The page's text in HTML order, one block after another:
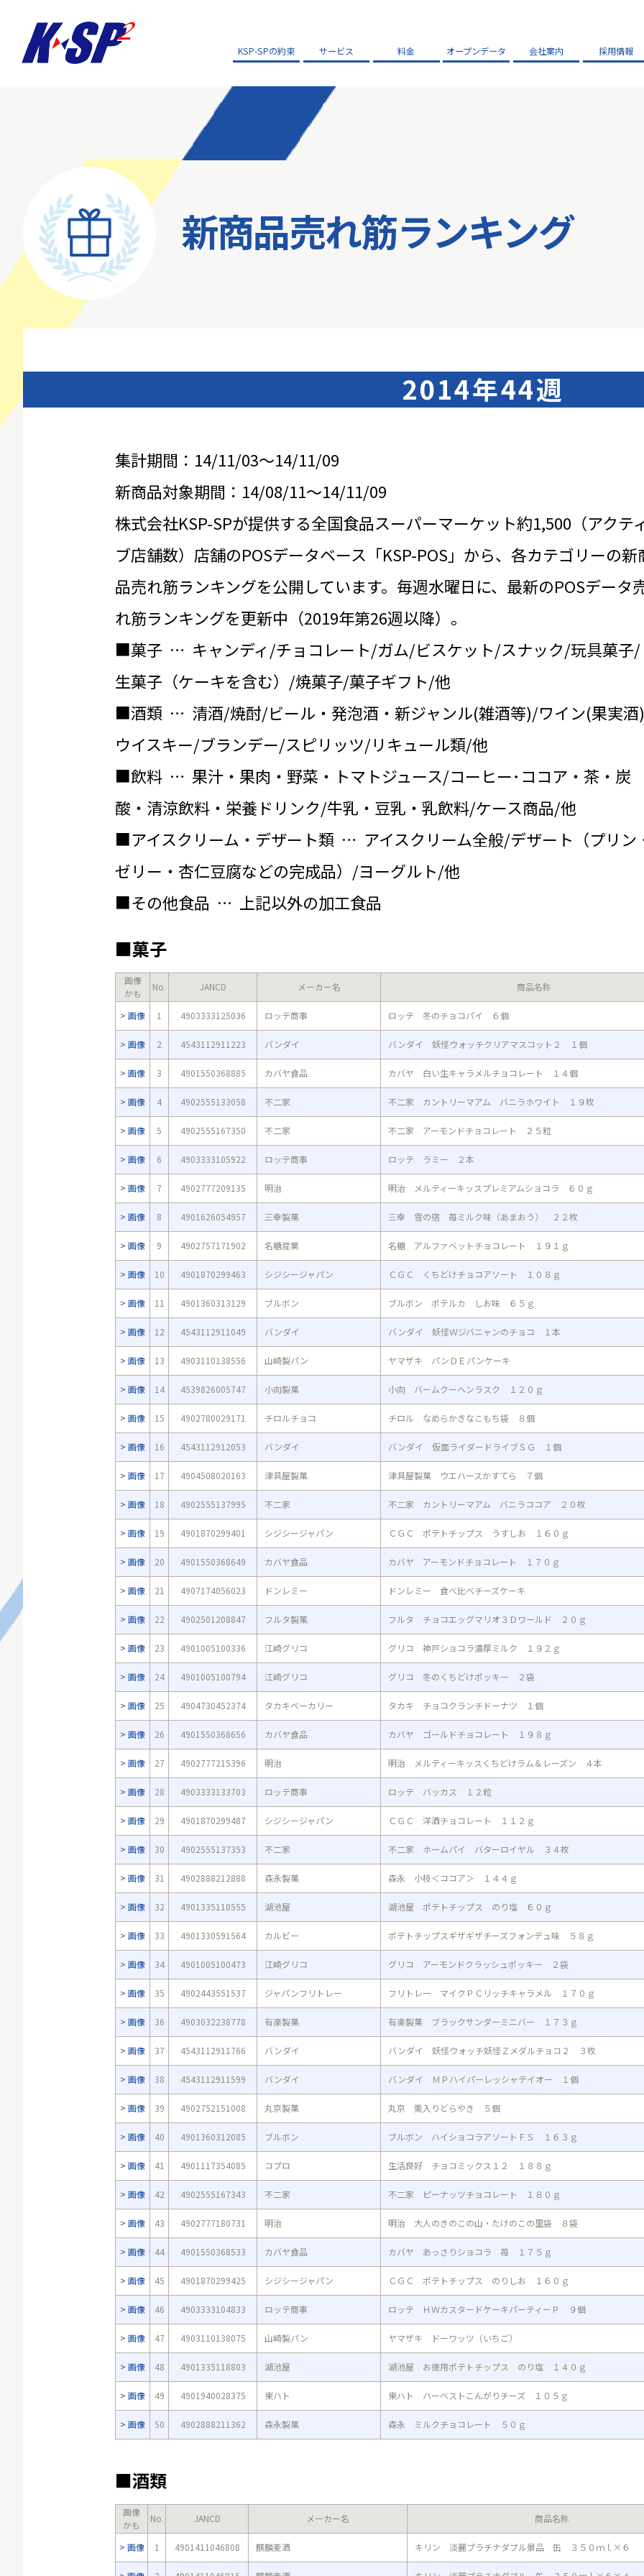
KSP-SPの約束 サービス 料金 オープンデータ 会社案内 採用情報
新商品売れ筋ランキング
2014年44週
集計期間：14/11/03～14/11/09
新商品対象期間：14/08/11～14/11/09
株式会社KSP-SPが提供する全国食品スーパーマーケット約1,500（アクテ
ブ店舗数）店舗のPOSデータベース「KSP-POS」から、各カテゴリーの新
品売れ筋ランキングを公開しています。毎週水曜日に、最新のPOSデータ
れ筋ランキングを更新中（2019年第26週以降）。
■菓子 … キャンディ/チョコレート/ガム/ビスケット/スナック/玩具菓子/
生菓子（ケーキを含む）/焼菓子/菓子ギフト/他
■酒類 … 清酒/焼酎/ビール・発泡酒・新ジャンル(雑酒等)/ワイン(果実
ウイスキー/ブランデー/スピリッツ/リキュール類/他
■飲料 … 果汁・果肉・野菜・トマトジュース/コーヒー･ココア・茶・炭
酸・清涼飲料・栄養ドリンク/牛乳・豆乳・乳飲料/ケース商品/他
■アイスクリーム・デザート類 … アイスクリーム全般/デザート（プリン
ゼリー・杏仁豆腐などの完成品）/ヨーグルト/他
■その他食品 … 上記以外の加工食品
■菓子
画像
かも
No. JANCD メーカー名 商品名称
画像 1 4903333125036 ロッテ商事 ロッテ 冬のチョコパイ ６個
画像 2 4543112911223 バンダイ バンダイ 妖怪ウォッチクリアマスコット２ １個
画像 3 4901550368885 カバヤ食品 カバヤ 白い生キャラメルチョコレート １４個
画像 4 4902555133058 不二家 不二家 カントリーマアム バニラホワイト １９枚
画像 5 4902555167350 不二家 不二家 アーモンドチョコレート ２５粒
画像 6 4903333105922 ロッテ商事 ロッテ ラミー ２本
画像 7 4902777209135 明治 明治 メルティーキッスプレミアムショコラ ６０ｇ
画像 8 4901626054957 三幸製菓 三幸 雪の宿 苺ミルク味（あまおう） ２２枚
画像 9 4902757171902 名糖産業 名糖 アルファベットチョコレート １９１ｇ
画像 10 4901870299463 シジシージャパン ＣＧＣ くちどけチョコアソート １０８ｇ
画像 11 4901360313129 ブルボン ブルボン ポテルカ しお味 ６５ｇ
画像 12 4543112911049 バンダイ バンダイ 妖怪Ｗジバニャンのチョコ １本
画像 13 4903110138556 山崎製パン ヤマザキ パンＤＥパンケーキ
画像 14 4539826005747 小向製菓 小向 バームクーヘンラスク １２０ｇ
画像 15 4902780029171 チロルチョコ チロル なめらかきなこもち袋 ８個
画像 16 4543112912053 バンダイ バンダイ 仮面ライダードライブＳＧ １個
画像 17 4904508020163 津具屋製菓 津具屋製菓 ウエハースかすてら ７個
画像 18 4902555137995 不二家 不二家 カントリーマアム バニラココア ２０枚
画像 19 4901870299401 シジシージャパン ＣＧＣ ポテトチップス うすしお １６０ｇ
画像 20 4901550368649 カバヤ食品 カバヤ アーモンドチョコレート １７０ｇ
画像 21 4907174056023 ドンレミー ドンレミー 食べ比べチーズケーキ
画像 22 4902501208847 フルタ製菓 フルタ チョコエッグマリオ３Ｄワールド ２０ｇ
画像 23 4901005100336 江崎グリコ グリコ 神戸ショコラ濃厚ミルク １９２ｇ
画像 24 4901005100794 江崎グリコ グリコ 冬のくちどけポッキー ２袋
画像 25 4904730452374 タカキベーカリー タカキ チョコクランチドーナツ １個
画像 26 4901550368656 カバヤ食品 カバヤ ゴールドチョコレート １９８ｇ
画像 27 4902777215396 明治 明治 メルティーキッスくちどけラム＆レーズン ４本
画像 28 4903333133703 ロッテ商事 ロッテ バッカス １２粒
画像 29 4901870299487 シジシージャパン ＣＧＣ 洋酒チョコレート １１２ｇ
画像 30 4902555137353 不二家 不二家 ホームパイ バターロイヤル ３４枚
画像 31 4902888212888 森永製菓 森永 小枝＜ココア＞ １４４ｇ
画像 32 4901335110555 湖池屋 湖池屋 ポテトチップス のり塩 ６０ｇ
画像 33 4901330591564 カルビー ポテトチップスギザギザチーズフォンデュ味 ５８ｇ
画像 34 4901005100473 江崎グリコ グリコ アーモンドクラッシュポッキー ２袋
画像 35 4902443551537 ジャパンフリトレー フリトレー マイクＰＣリッチキャラメル １７０ｇ
画像 36 4903032238778 有楽製菓 有楽製菓 ブラックサンダーミニバー １７３ｇ
画像 37 4543112911766 バンダイ バンダイ 妖怪ウォッチ妖怪Ｚメダルチョコ２ ３枚
画像 38 4543112911599 バンダイ バンダイ ＭＰハイパーレッシャテイオー １個
画像 39 4902752151008 丸京製菓 丸京 栗入りどらやき ５個
画像 40 4901360312085 ブルボン ブルボン ハイショコラアソートＦＳ １６３ｇ
画像 41 4901117354085 コプロ 生活良好 チョコミックス１２ １８８ｇ
画像 42 4902555167343 不二家 不二家 ピーナッツチョコレート １８０ｇ
画像 43 4902777180731 明治 明治 大人のきのこの山・たけのこの里袋 ８袋
画像 44 4901550368533 カバヤ食品 カバヤ あっさりショコラ 苺 １７５ｇ
画像 45 4901870299425 シジシージャパン ＣＧＣ ポテトチップス のりしお １６０ｇ
画像 46 4903333104833 ロッテ商事 ロッテ ＨＷカスタードケーキパーティーＰ ９個
画像 47 4903110138075 山崎製パン ヤマザキ ドーワッツ（いちご）
画像 48 4901335118803 湖池屋 湖池屋 お徳用ポテトチップス のり塩 １４０ｇ
画像 49 4901940028375 東ハト 東ハト ハーベストこんがりチーズ １０５ｇ
画像 50 4902888211362 森永製菓 森永 ミルクチョコレート ５０ｇ
■酒類
画像
かも
No. JANCD メーカー名 商品名称
画像 1 4901411046808 麒麟麦酒 キリン 淡麗プラチナダブル景品 缶 ３５０ｍｌ×６